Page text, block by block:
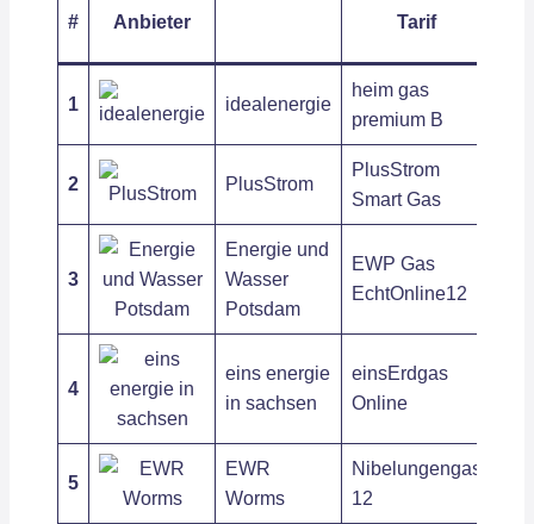
# Anbieter Tarif
1 idealenergie
heim gas
premium B
2 PlusStrom
PlusStrom
Smart Gas
3
Energie und
Wasser
Potsdam
EWP Gas
EchtOnline12
4
eins energie
in sachsen
einsErdgas
Online
5
EWR
Worms
Nibelungengas
12